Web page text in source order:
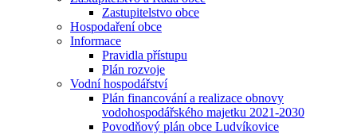
Zastupitelstvo obce
Hospodaření obce
Informace
Pravidla přístupu
Plán rozvoje
Vodní hospodářství
Plán financování a realizace obnovy
vodohospodářského majetku 2021-2030
Povodňový plán obce Ludvíkovice